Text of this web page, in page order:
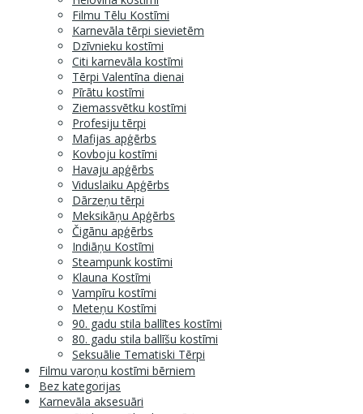
Filmu Tēlu Kostīmi
Karnevāla tērpi sievietēm
Dzīvnieku kostīmi
Citi karnevāla kostīmi
Tērpi Valentīna dienai
Pīrātu kostīmi
Ziemassvētku kostīmi
Profesiju tērpi
Mafijas apģērbs
Kovboju kostīmi
Havaju apģērbs
Viduslaiku Apģērbs
Dārzeņu tērpi
Meksikāņu Apģērbs
Čigānu apģērbs
Indiāņu Kostīmi
Steampunk kostīmi
Klauna Kostīmi
Vampīru kostīmi
Meteņu Kostīmi
90. gadu stila ballītes kostīmi
80. gadu stila ballīšu kostīmi
Seksuālie Tematiski Tērpi
Filmu varoņu kostīmi bērniem
Bez kategorijas
Karnevāla aksesuāri